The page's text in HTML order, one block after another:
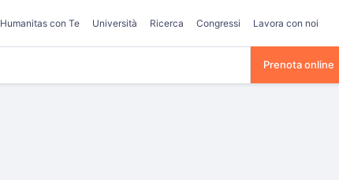
Humanitas con Te Università Ricerca Congressi Lavora con noi
Prenota online